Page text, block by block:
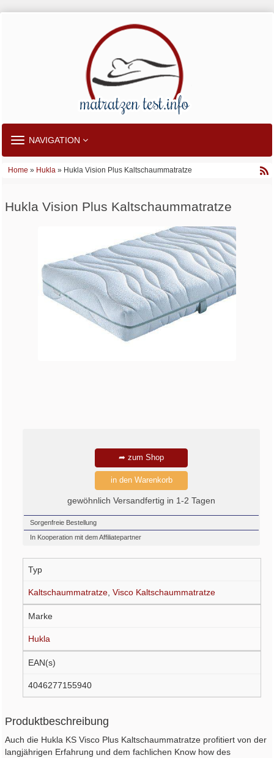
TOGGLE
NAVIGATION
Home » Hukla » Hukla Vision Plus Kaltschaummatratze
Hukla Vision Plus Kaltschaummatratze
➦ zum Shop
in den Warenkorb
gewöhnlich Versandfertig in 1-2 Tagen
Sorgenfreie Bestellung
In Kooperation mit dem Affiliatepartner
Typ
Kaltschaummatratze Visco Kaltschaummatratze
Marke
Hukla
EAN(s)
4046277155940
Produktbeschreibung
Auch die Hukla KS Visco Plus Kaltschaummatratze profitiert von der
langjährigen Erfahrung und dem fachlichen Know how des